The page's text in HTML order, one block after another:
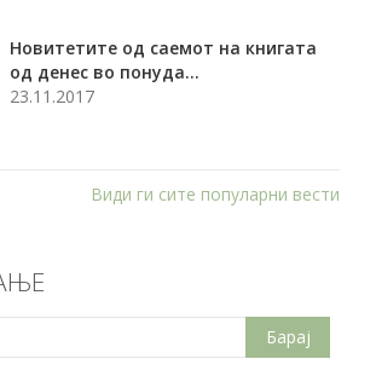
Новитетите од саемот на книгата
од денес во понуда...
23.11.2017
Види ги сите популарни вести